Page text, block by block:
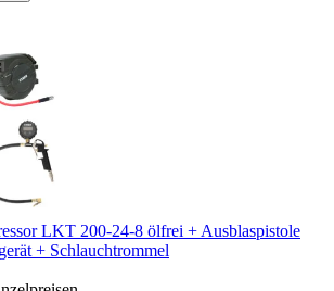
LKT 200-24-8 ölfrei + Ausblaspistole
+ Schlauchtrommel